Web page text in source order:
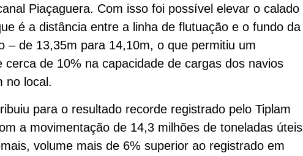
Piaçaguera. Com isso foi possível elevar o calado
é a distância entre a linha de flutuação e o fundo da
– de 13,35m para 14,10m, o que permitiu um
cerca de 10% na capacidade de cargas dos navios
no local.
para o resultado recorde registrado pelo Tiplam
a movimentação de 14,3 milhões de toneladas úteis
volume mais de 6% superior ao registrado em